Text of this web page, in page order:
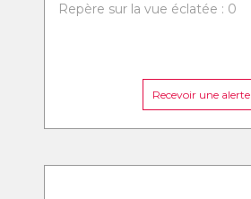
Repère sur la vue éclatée : 0
Recevoir une alerte